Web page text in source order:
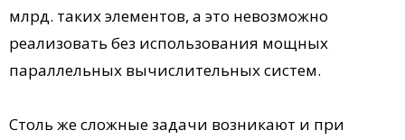
млрд. таких элементов, а это невозможно
реализовать без использования мощных
параллельных вычислительных систем.
Столь же сложные задачи возникают и при